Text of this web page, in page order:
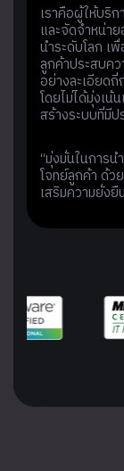
เราคือผู้ให้บริ
และจัดจำหน่า
นำระดับโลก เ
ลูกค้าประสบค
อย่างละเอียด
โดยไม่ได้มุ่งเ
สร้างระบบที่มี
“มุ่งมั่นในการน
โจทย์ลูกค้า ด้ว
เสริมความยั่งยื